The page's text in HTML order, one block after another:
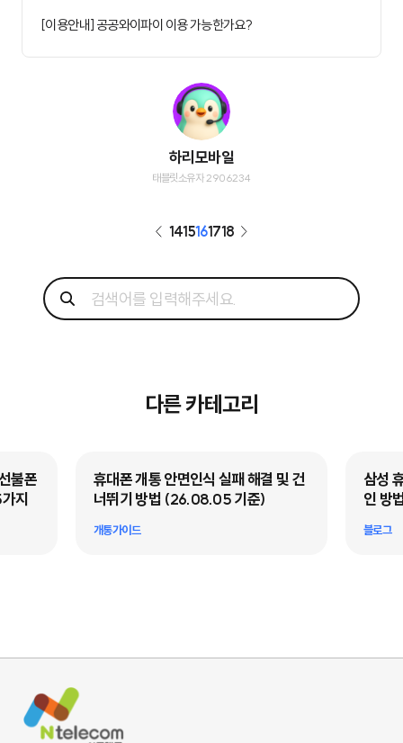
[이용안내] 공공와이파이 이용 가능한가요?
하리모바일
태블릿소유자 2906234
1415161718
다른 카테고리
불폰
지
휴대폰 개통 안면인식 실패 해결 및 건
너뛰기 방법 (26.08.05 기준)
개통가이드
삼성
인 방
블로그